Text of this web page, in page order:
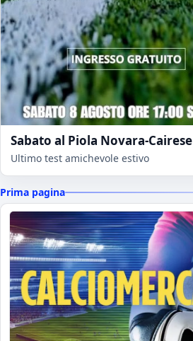
Sabato al Piola Novara-Cairese
Ultimo test amichevole estivo
Prima pagina